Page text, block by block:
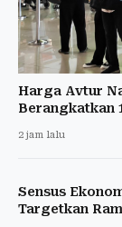
Harga Avtur
Berangkatkan
2 jam lalu
Sensus
Targetkan